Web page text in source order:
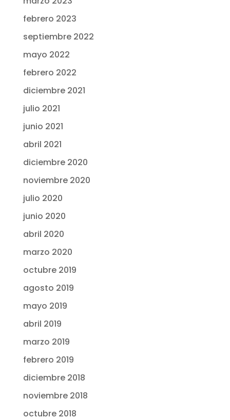
febrero 2023
septiembre 2022
mayo 2022
febrero 2022
diciembre 2021
julio 2021
junio 2021
abril 2021
diciembre 2020
noviembre 2020
julio 2020
junio 2020
abril 2020
marzo 2020
octubre 2019
agosto 2019
mayo 2019
abril 2019
marzo 2019
febrero 2019
diciembre 2018
noviembre 2018
octubre 2018